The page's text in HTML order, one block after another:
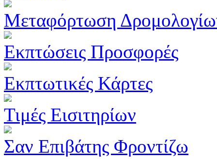
Μεταφόρτωση
Εκπτώσεις Προσφορές
Εκπτωτικές Κάρτες
Τιμές Εισιτηρίων
Σαν Επιβάτης Φροντίζω